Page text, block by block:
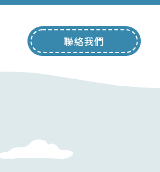
聯絡我們